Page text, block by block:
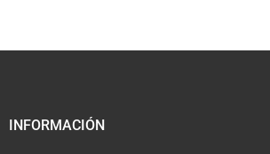
INFORMACIÓN